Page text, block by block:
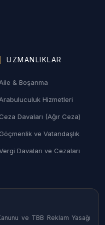
aile
Savunması
nitelikli suçlar,
olaylarında
haklarınızı
İcra Hukuku
süreçlerinde
hızlı ve etkili
UZMANLIKLAR
Aile & Boşanma
Arabuluculuk Hizmetleri
Ceza Davaları (Ağır Ceza)
Göçmenlik ve Vatandaşlık
Davaları ve Cezaları
ve TBB Reklam Yasağı